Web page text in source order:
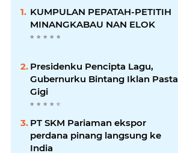
KUMPULAN PEPATAH-PETITIH
MINANGKABAU NAN ELOK
Presidenku Pencipta Lagu,
Gubernurku Bintang Iklan Pasta
Gigi
PT SKM Pariaman ekspor
perdana pinang langsung ke
India